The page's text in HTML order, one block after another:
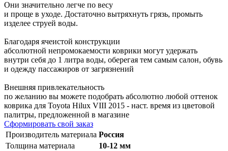
Они значительно легче по весу
и проще в уходе. Достаточно вытряхнуть грязь, промыть
изделее струей воды.
Благодаря ячеистой конструкции
абсолютной непромокаемости коврики могут удержать
внутри себя до 1 литра воды, оберегая тем самым салон, обувь
и одежду пассажиров от загрязнений
Внешняя привлекательность
по желанию вы можете подобрать абсолютно любой оттенок
коврика для Toyota Hilux VIII 2015 - наст. время из цветовой
палитры, предложенной в магазине
Сформировать свой заказ
Производитель материала Россия
Толщина материала
10-12 мм